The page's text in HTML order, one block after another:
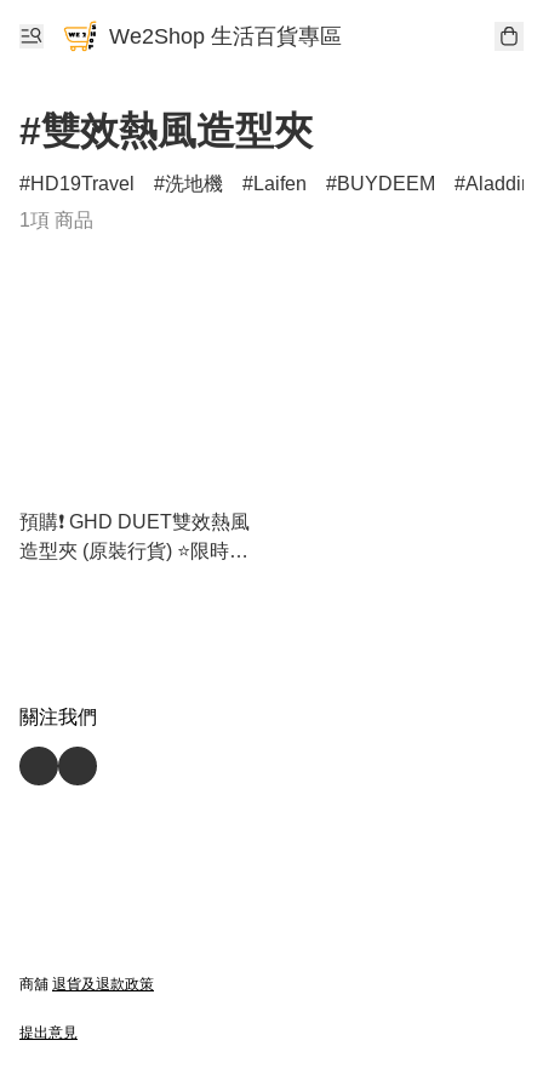
We2Shop 生活百貨專區
#雙效熱風造型夾
HD19Travel 洗地機 Laifen BUYDEEM
Aladdin
1項 商品
預購❗️ GHD DUET雙效熱風
造型夾 (原裝行貨) ⭐️限時免
關注我們
商舖 退貨及退款政策
提出意見